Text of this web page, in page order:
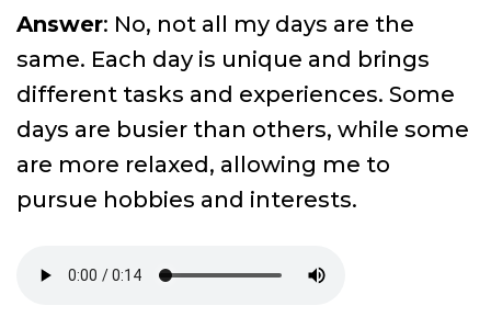
Answer: No, not all my days are the
same. Each day is unique and brings
different tasks and experiences. Some
days are busier than others, while some
are more relaxed, allowing me to
pursue hobbies and interests.